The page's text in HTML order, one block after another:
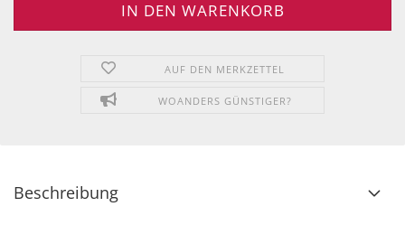
AUF DEN MERKZETTEL
WOANDERS GÜNSTIGER?
Beschreibung